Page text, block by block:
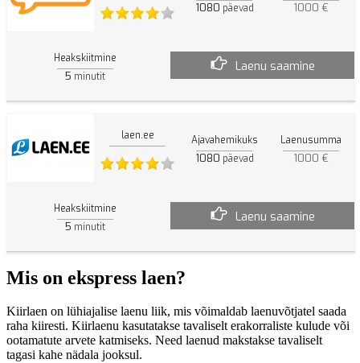
1080 päevad 1000 €
Heakskiitmine
5 minutit
Laenu saamine
laen.ee Ajavahemikuks
1080 päevad
Laenusumma
1000 €
Heakskiitmine
5 minutit
Laenu saamine
Mis on ekspress laen?
Kiirlaen on lühiajalise laenu liik, mis võimaldab laenuvõtjatel saada
raha kiiresti. Kiirlaenu kasutatakse tavaliselt erakorraliste kulude või
ootamatute arvete katmiseks. Need laenud makstakse tavaliselt
tagasi kahe nädala jooksul.